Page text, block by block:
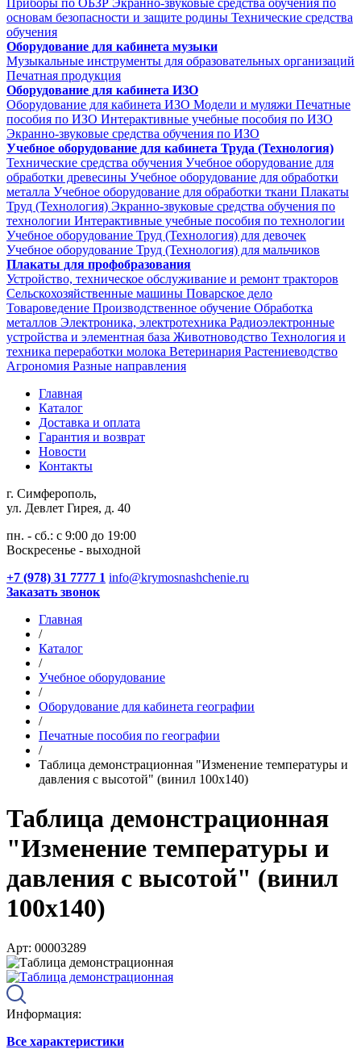
Приборы по ОБЗР Экранно-звуковые средства обучения по
основам безопасности и защите родины Технические средства
обучения
Оборудование для кабинета музыки
Музыкальные инструменты для образовательных организаций
Печатная продукция
Оборудование для кабинета ИЗО
Оборудование для кабинета ИЗО Модели и муляжи Печатные
пособия по ИЗО Интерактивные учебные пособия по ИЗО
Экранно-звуковые средства обучения по ИЗО
Учебное оборудование для кабинета Труда (Технология)
Технические средства обучения Учебное оборудование для
обработки древесины Учебное оборудование для обработки
металла Учебное оборудование для обработки ткани Плакаты
Труд (Технология) Экранно-звуковые средства обучения по
технологии Интерактивные учебные пособия по технологии
Учебное оборудование Труд (Технология) для девочек
Учебное оборудование Труд (Технология) для мальчиков
Плакаты для профобразования
Устройство, техническое обслуживание и ремонт тракторов
Сельскохозяйственные машины Поварское дело
Товароведение Производственное обучение Обработка
металлов Электроника, электротехника Радиоэлектронные
устройства и элементная база Животноводство Технология и
техника переработки молока Ветеринария Растениеводство
Агрономия Разные направления
Главная
Каталог
Доставка и оплата
Гарантия и возврат
Новости
Контакты
г. Симферополь,
ул. Девлет Гирея, д. 40
пн. - сб.: с 9:00 до 19:00
Воскресенье - выходной
+7 (978) 31 7777 1 info@krymosnashchenie.ru
Заказать звонок
Главная
/
Каталог
/
Учебное оборудование
/
Оборудование для кабинета географии
/
Печатные пособия по географии
/
Таблица демонстрационная "Изменение температуры и
давления с высотой" (винил 100х140)
Таблица демонстрационная
"Изменение температуры и
давления с высотой" (винил
100х140)
Арт: 00003289
Информация:
Все характеристики